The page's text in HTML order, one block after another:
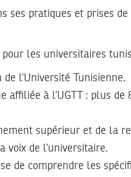
ses pratiques et prises
les universitaires
l’Université Tunisienne.
à l’UGTT : plus de
supérieur et de la
voix de l’universitaire.
de comprendre les